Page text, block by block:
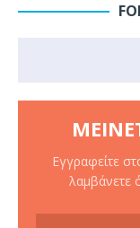
Εγγραφείτε
λαμβάνετε